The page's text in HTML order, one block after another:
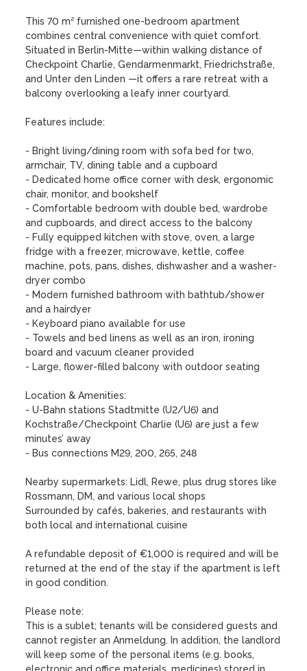
This 70 m² furnished one-bedroom apartment
combines central convenience with quiet comfort.
Situated in Berlin-Mitte—within walking distance of
Checkpoint Charlie, Gendarmenmarkt, Friedrichstraße,
and Unter den Linden —it offers a rare retreat with a
balcony overlooking a leafy inner courtyard.
Features include:
- Bright living/dining room with sofa bed for two,
armchair, TV, dining table and a cupboard
- Dedicated home office corner with desk, ergonomic
chair, monitor, and bookshelf
- Comfortable bedroom with double bed, wardrobe
and cupboards, and direct access to the balcony
- Fully equipped kitchen with stove, oven, a large
fridge with a freezer, microwave, kettle, coffee
machine, pots, pans, dishes, dishwasher and a washer-
dryer combo
- Modern furnished bathroom with bathtub/shower
and a hairdyer
- Keyboard piano available for use
- Towels and bed linens as well as an iron, ironing
board and vacuum cleaner provided
- Large, flower-filled balcony with outdoor seating
Location & Amenities:
- U-Bahn stations Stadtmitte (U2/U6) and
Kochstraße/Checkpoint Charlie (U6) are just a few
minutes’ away
- Bus connections M29, 200, 265, 248
Nearby supermarkets: Lidl, Rewe, plus drug stores like
Rossmann, DM, and various local shops
Surrounded by cafés, bakeries, and restaurants with
both local and international cuisine
A refundable deposit of €1,000 is required and will be
returned at the end of the stay if the apartment is left
in good condition.
Please note:
This is a sublet; tenants will be considered guests and
cannot register an Anmeldung. In addition, the landlord
will keep some of the personal items (e.g. books,